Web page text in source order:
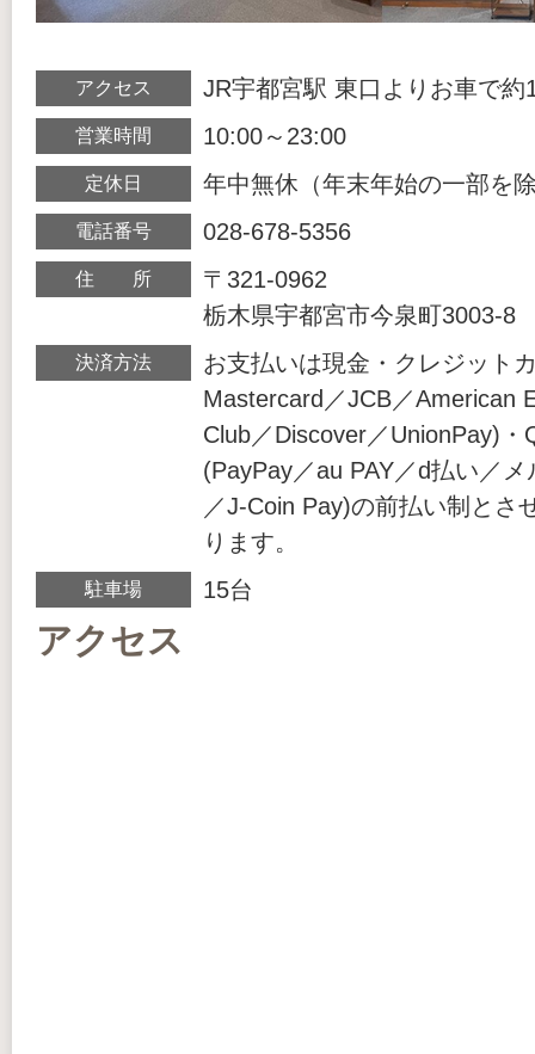
アクセス JR宇都宮駅 東口よりお車で約
営業時間 10:00～23:00
定休日 年中無休（年末年始の一部を
電話番号 028-678-5356
住 所
〒321-0962
栃木県宇都宮市今泉町3003-8
決済方法
お支払いは現金・クレジット
Mastercard／JCB／American
Club／Discover／UnionPay)・
(PayPay／au PAY／d払い／
／J-Coin Pay)の前払い制とさ
ります。
駐車場 15台
アクセス